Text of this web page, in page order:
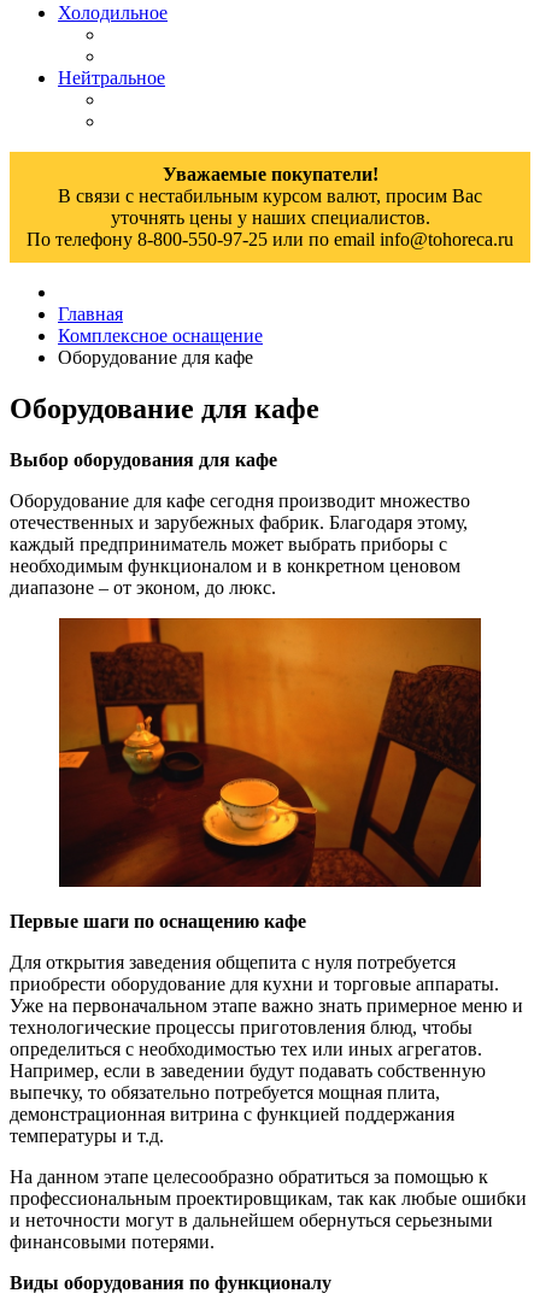
Холодильное
Нейтральное
Уважаемые покупатели!
В связи с нестабильным курсом валют, просим Вас
уточнять цены у наших специалистов.
По телефону 8-800-550-97-25 или по email info@tohoreca.ru
Главная
Комплексное оснащение
Оборудование для кафе
Оборудование для кафе
Выбор оборудования для кафе
Оборудование для кафе сегодня производит множество
отечественных и зарубежных фабрик. Благодаря этому,
каждый предприниматель может выбрать приборы с
необходимым функционалом и в конкретном ценовом
диапазоне – от эконом, до люкс.
Первые шаги по оснащению кафе
Для открытия заведения общепита с нуля потребуется
приобрести оборудование для кухни и торговые аппараты.
Уже на первоначальном этапе важно знать примерное меню и
технологические процессы приготовления блюд, чтобы
определиться с необходимостью тех или иных агрегатов.
Например, если в заведении будут подавать собственную
выпечку, то обязательно потребуется мощная плита,
демонстрационная витрина с функцией поддержания
температуры и т.д.
На данном этапе целесообразно обратиться за помощью к
профессиональным проектировщикам, так как любые ошибки
и неточности могут в дальнейшем обернуться серьезными
финансовыми потерями.
Виды оборудования по функционалу